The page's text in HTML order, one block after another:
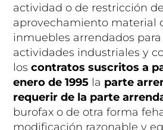
actividad o de restricción
aprovechamiento material
inmuebles arrendados
actividades industriales y
loscontratos suscritos a
enero de 1995 la parte
requerir de la parte
burofax o de otra forma
modificación razonable y